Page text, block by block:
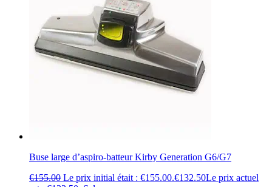
Buse large d’aspiro-batteur Kirby Generation G6/G7
€155.00 Le prix initial était : €155.00.€132.50Le prix actuel